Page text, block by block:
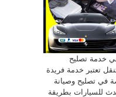
خدمة تصليح
تعتبر خدمة فريدة
في تصليح وصيانة
للسيارات بطريقة